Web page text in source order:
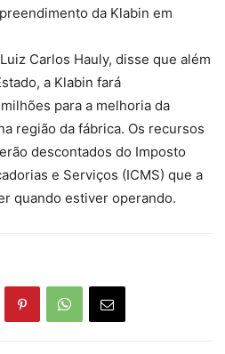
da Klabin em
Carlos Hauly, disse que além
a Klabin fará
para a melhoria da
região da fábrica. Os recursos
descontados do Imposto
e Serviços (ICMS) que a
quando estiver operando.